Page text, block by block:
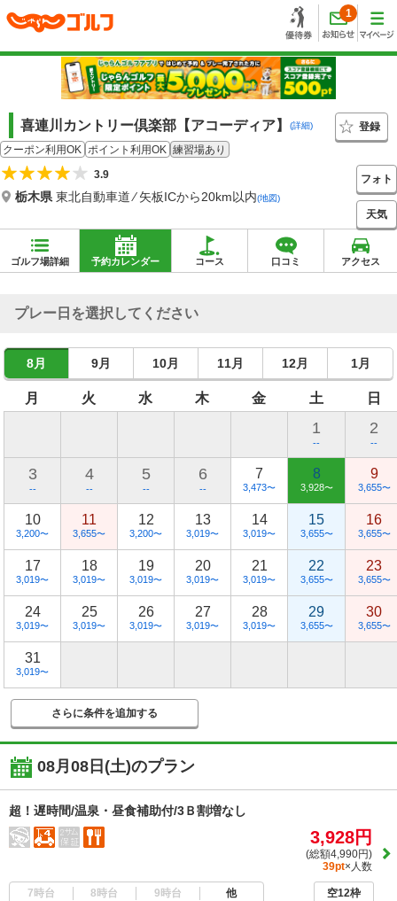
1
喜連川カントリー倶楽部【アコーディア】 (詳細)
登録
クーポン利用OK ポイント利用OK 練習場あり
3.9
栃木県東北自動車道 ⁄ 矢板ICから20km以内(地図)
フォト
天気
ゴルフ場詳細 予約カレンダー コース 口コミ アクセス
プレー日を選択してください
8月 9月 10月 11月 12月 1月
月 火 水 木 金 土 日
1
--
2
--
3
--
4
--
5
--
6
--
7
3,473〜
8
3,928〜
9
3,655〜
10
3,200〜
11
3,655〜
12
3,200〜
13
3,019〜
14
3,019〜
15
3,655〜
16
3,655〜
17
3,019〜
18
3,019〜
19
3,019〜
20
3,019〜
21
3,019〜
22
3,655〜
23
3,655〜
24
3,019〜
25
3,019〜
26
3,019〜
27
3,019〜
28
3,019〜
29
3,655〜
30
3,655〜
31
3,019〜
さらに条件を追加する
08月08日(土)のプラン
超！遅時間/温泉・昼食補助付/3Ｂ割増なし
3,928円
(総額4,990円)
39pt×人数
7時台 8時台 9時台 他 空12枠